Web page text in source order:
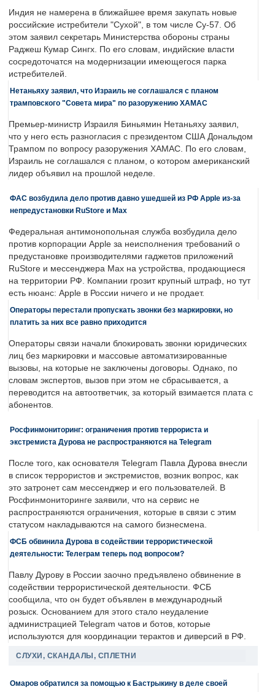
Индия не намерена в ближайшее время закупать новые
российские истребители "Сухой", в том числе Су-57. Об
этом заявил секретарь Министерства обороны страны
Раджеш Кумар Сингх. По его словам, индийские власти
сосредоточатся на модернизации имеющегося парка
истребителей.
Нетаньяху заявил, что Израиль не соглашался с планом
трамповского "Совета мира" по разоружению ХАМАС
Премьер-министр Израиля Биньямин Нетаньяху заявил,
что у него есть разногласия с президентом США Дональдом
Трампом по вопросу разоружения ХАМАС. По его словам,
Израиль не соглашался с планом, о котором американский
лидер объявил на прошлой неделе.
ФАС возбудила дело против давно ушедшей из РФ Apple из-за
непредустановки RuStore и Max
Федеральная антимонопольная служба возбудила дело
против корпорации Apple за неисполнения требований о
предустановке производителями гаджетов приложений
RuStore и мессенджера Max на устройства, продающиеся
на территории РФ. Компании грозит крупный штраф, но тут
есть нюанс: Apple в России ничего и не продает.
Операторы перестали пропускать звонки без маркировки, но
платить за них все равно приходится
Операторы связи начали блокировать звонки юридических
лиц без маркировки и массовые автоматизированные
вызовы, на которые не заключены договоры. Однако, по
словам экспертов, вызов при этом не сбрасывается, а
переводится на автоответчик, за который взимается плата с
абонентов.
Росфинмониторинг: ограничения против террориста и
экстремиста Дурова не распространяются на Telegram
После того, как основателя Telegram Павла Дурова внесли
в список террористов и экстремистов, возник вопрос, как
это затронет сам мессенджер и его пользователей. В
Росфинмониторинге заявили, что на сервис не
распространяются ограничения, которые в связи с этим
статусом накладываются на самого бизнесмена.
ФСБ обвинила Дурова в содействии террористической
деятельности: Телеграм теперь под вопросом?
Павлу Дурову в России заочно предъявлено обвинение в
содействии террористической деятельности. ФСБ
сообщила, что он будет объявлен в международный
розыск. Основанием для этого стало неудаление
администрацией Telegram чатов и ботов, которые
используются для координации терактов и диверсий в РФ.
СЛУХИ, СКАНДАЛЫ, СПЛЕТНИ
Омаров обратился за помощью к Бастрыкину в деле своей